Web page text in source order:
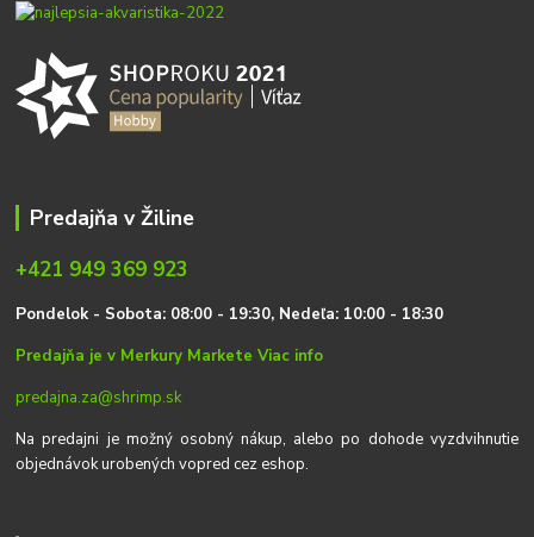
Predajňa v Žiline
+421 949 369 923
Pondelok - Sobota: 08:00 - 19:30, Nedeľa: 10:00 - 18:30
Predajňa je v Merkury MarketeViac info
predajna.za@shrimp.sk
Na predajni je možný osobný nákup, alebo po dohode vyzdvihnutie
objednávok urobených vopred cez eshop.